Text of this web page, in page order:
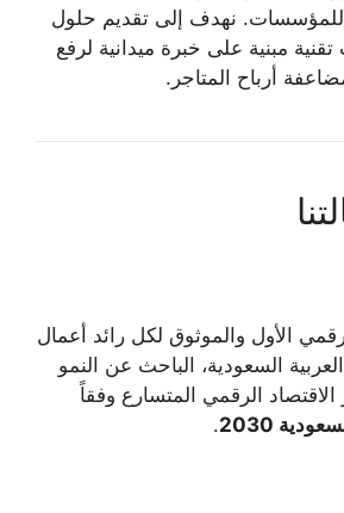
للمؤسسات. نهدف إلى تقديم حلول
مبنية على خبرة ميدانية لرفع
أرباح المتاجر.
الأول والموثوق لكل رائد أعمال
السعودية، الباحث عن النمو
الرقمي المتسارع وفقاً
2030
.